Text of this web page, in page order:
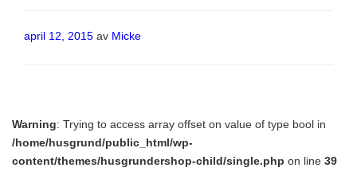
Publicerat
april 12, 2015 av Micke
Warning: Trying to access array offset on value of type bool in
/home/husgrund/public_html/wp-
content/themes/husgrundershop-child/single.php on line 39